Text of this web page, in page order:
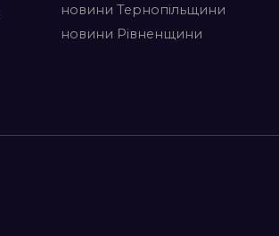
новини Тернопільщини
новини Рівненщини